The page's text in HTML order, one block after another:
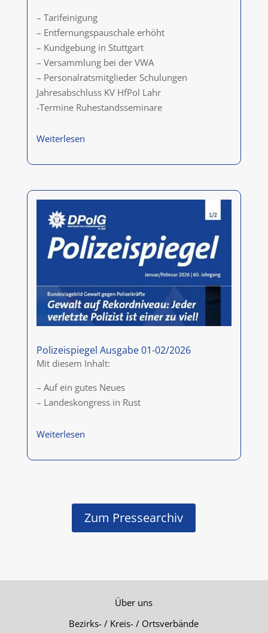
– Tarifeinigung
– Entfernungspauschale erhöht
– Kundgebung in Stuttgart
– Versammlung bei der VWA
– Personalratsmitglieder Schulungen
Jahresabschluss KV HfPol Lahr
-Termine Ruhestandsseminare
Weiterlesen
Polizeispiegel Ausgabe 01-02/2026
Mit diesem Inhalt:
– Auf ein gutes Neues
– Landeskongress in Rust
Weiterlesen
Zum Pressearchiv
Über uns
Bezirks- / Kreis- / Ortsverbände